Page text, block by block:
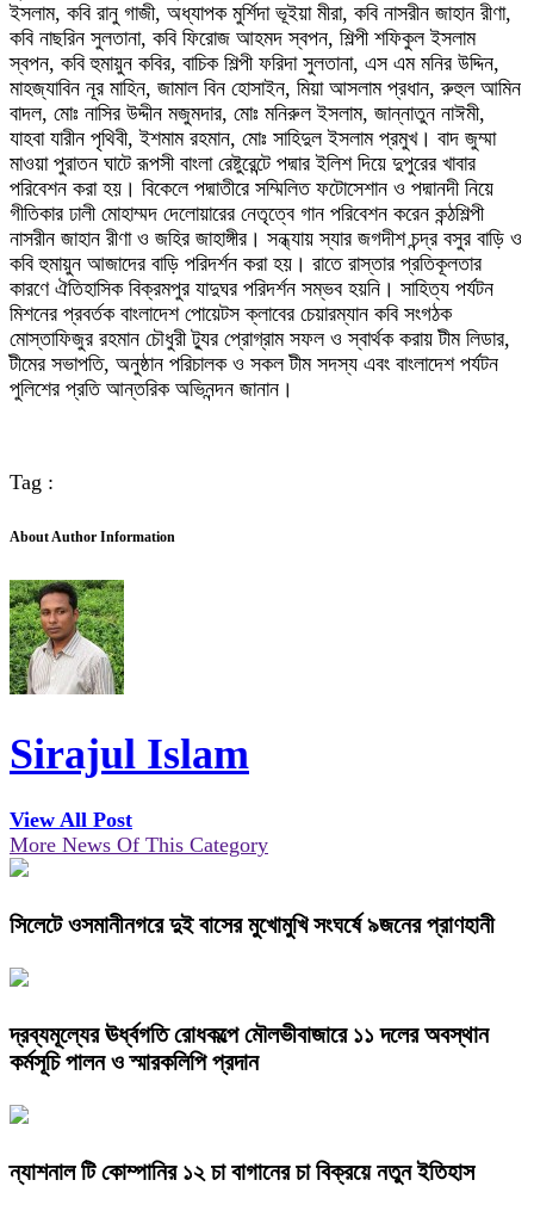
ইসলাম, কবি রানু গাজী, অধ্যাপক মুর্শিদা ভূইয়া মীরা, কবি নাসরীন জাহান রীণা,
কবি নাছরিন সুলতানা, কবি ফিরোজ আহমদ স্বপন, শিল্পী শফিকুল ইসলাম
স্বপন, কবি হুমায়ুন কবির, বাচিক শিল্পী ফরিদা সুলতানা, এস এম মনির উদ্দিন,
মাহজ্যাবিন নূর মাহিন, জামাল বিন হোসাইন, মিয়া আসলাম প্রধান, রুহুল আমিন
বাদল, মোঃ নাসির উদ্দীন মজুমদার, মোঃ মনিরুল ইসলাম, জান্নাতুন নাঈমী,
যাহবা যারীন পৃথিবী, ইশমাম রহমান, মোঃ সাহিদুল ইসলাম প্রমুখ। বাদ জুম্মা
মাওয়া পুরাতন ঘাটে রূপসী বাংলা রেষ্টুরেন্টে পদ্মার ইলিশ দিয়ে দুপুরের খাবার
পরিবেশন করা হয়। বিকেলে পদ্মাতীরে সম্মিলিত ফটোসেশান ও পদ্মানদী নিয়ে
গীতিকার ঢালী মোহাম্মদ দেলোয়ারের নেতৃত্বে গান পরিবেশন করেন কন্ঠশিল্পী
নাসরীন জাহান রীণা ও জহির জাহাঙ্গীর। সন্ধ্যায় স্যার জগদীশ চন্দ্র বসুর বাড়ি ও
কবি হুমায়ুন আজাদের বাড়ি পরিদর্শন করা হয়। রাতে রাস্তার প্রতিকূলতার
কারণে ঐতিহাসিক বিক্রমপুর যাদুঘর পরিদর্শন সম্ভব হয়নি। সাহিত্য পর্যটন
মিশনের প্রবর্তক বাংলাদেশ পোয়েটস ক্লাবের চেয়ারম্যান কবি সংগঠক
মোস্তাফিজুর রহমান চৌধুরী ট্যুর প্রোগ্রাম সফল ও স্বার্থক করায় টীম লিডার,
টীমের সভাপতি, অনুষ্ঠান পরিচালক ও সকল টীম সদস্য এবং বাংলাদেশ পর্যটন
পুলিশের প্রতি আন্তরিক অভিনন্দন জানান।
Tag :
About Author Information
Sirajul Islam
View All Post
More News Of This Category
সিলেটে ওসমানীনগরে দুই বাসের মুখোমুখি সংঘর্ষে ৯জনের প্রাণহানী
দ্রব্যমূল্যের ঊর্ধ্বগতি রোধকল্পে মৌলভীবাজারে ১১ দলের অবস্থান
কর্মসূচি পালন ও স্মারকলিপি প্রদান
ন্যাশনাল টি কোম্পানির ১২ চা বাগানের চা বিক্রয়ে নতুন ইতিহাস